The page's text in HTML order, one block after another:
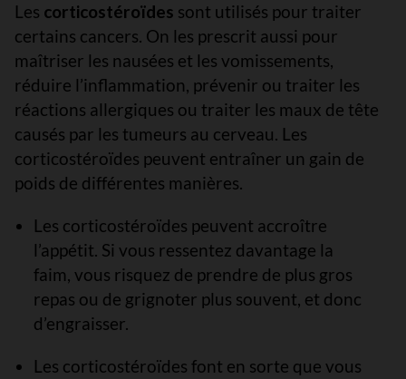
Les corticostéroïdes sont utilisés pour traiter
certains cancers. On les prescrit aussi pour
maîtriser les nausées et les vomissements,
réduire l’inflammation, prévenir ou traiter les
réactions allergiques ou traiter les maux de tête
causés par les tumeurs au cerveau. Les
corticostéroïdes peuvent entraîner un gain de
poids de différentes manières.
Les corticostéroïdes peuvent accroître
l’appétit. Si vous ressentez davantage la
faim, vous risquez de prendre de plus gros
repas ou de grignoter plus souvent, et donc
d’engraisser.
Les corticostéroïdes font en sorte que vous